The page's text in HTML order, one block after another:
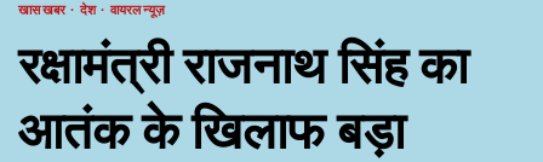
खास खबर देश वायरल न्यूज़
रक्षामंत्री राजनाथ सिंह का
आतंक के खिलाफ बड़ा